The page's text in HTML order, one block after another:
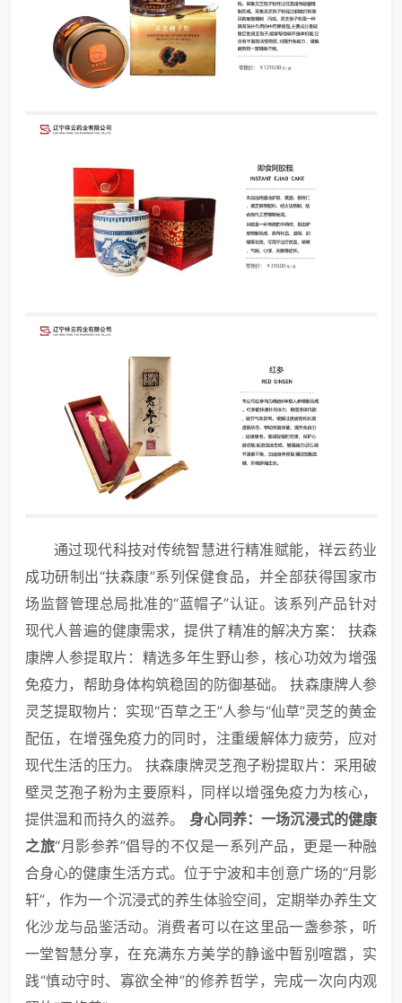
通过现代科技对传统智慧进行精准赋能，祥云药业
成功研制出“扶森康”系列保健食品，并全部获得国家市
场监督管理总局批准的“蓝帽子”认证。该系列产品针对
现代人普遍的健康需求，提供了精准的解决方案： 扶森
康牌人参提取片：精选多年生野山参，核心功效为增强
免疫力，帮助身体构筑稳固的防御基础。 扶森康牌人参
灵芝提取物片：实现“百草之王”人参与“仙草”灵芝的黄金
配伍，在增强免疫力的同时，注重缓解体力疲劳，应对
现代生活的压力。 扶森康牌灵芝孢子粉提取片：采用破
壁灵芝孢子粉为主要原料，同样以增强免疫力为核心，
提供温和而持久的滋养。 身心同养：一场沉浸式的健康
之旅“月影参养”倡导的不仅是一系列产品，更是一种融
合身心的健康生活方式。位于宁波和丰创意广场的“月影
轩”，作为一个沉浸式的养生体验空间，定期举办养生文
化沙龙与品鉴活动。消费者可以在这里品一盏参茶，听
一堂智慧分享，在充满东方美学的静谧中暂别喧嚣，实
践“慎动守时、寡欲全神”的修养哲学，完成一次向内观